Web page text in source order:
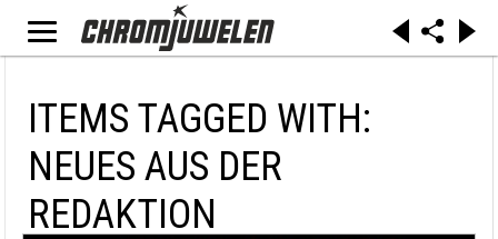
ITEMS TAGGED WITH:
NEUES AUS DER
REDAKTION